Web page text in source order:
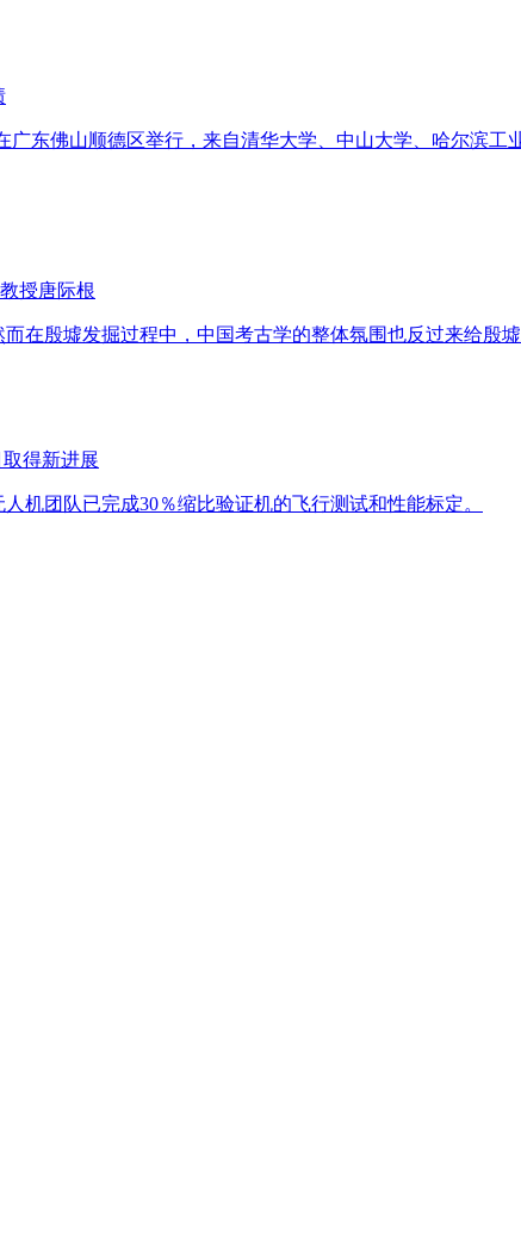
广东佛山顺德区举行，来自清华大学、中山大学、哈尔滨
授唐际根
在殷墟发掘过程中，中国考古学的整体氛围也反过来给殷墟
得新进展
机团队已完成30％缩比验证机的飞行测试和性能标定。